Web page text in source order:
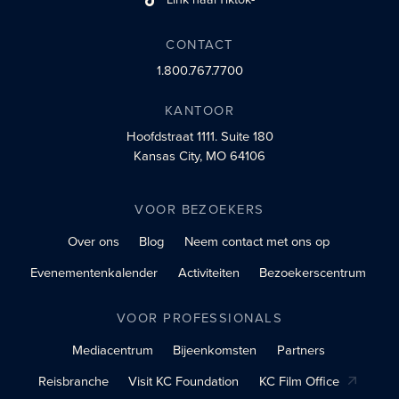
sociaalprofiel
CONTACT
1.800.767.7700
KANTOOR
Hoofdstraat 1111.Suite 180
Kansas City, MO 64106
VOOR BEZOEKERS
Over ons
Blog
Neem contact met ons op
Evenementenkalender
Activiteiten Bezoekerscentrum
VOOR PROFESSIONALS
Mediacentrum
Bijeenkomsten
Partners
Reisbranche
Visit KC Foundation KC Film Office